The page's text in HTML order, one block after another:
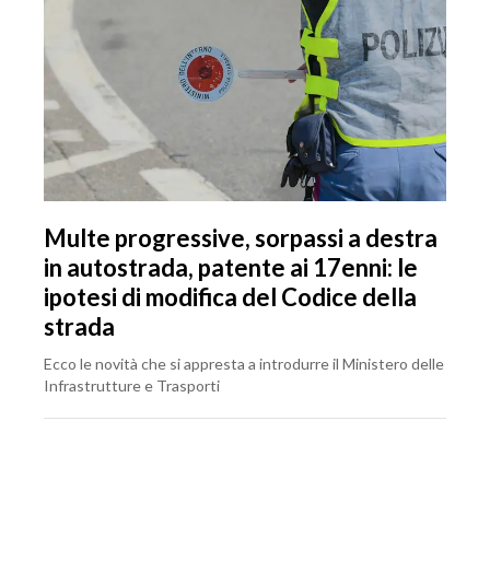
Multe progressive, sorpassi a destra
in autostrada, patente ai 17enni: le
ipotesi di modifica del Codice della
strada
Ecco le novità che si appresta a introdurre il Ministero delle
Infrastrutture e Trasporti